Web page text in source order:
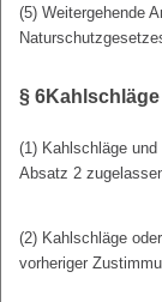
(5) Weitergehende
§ 6Kahlschläge
(1) Kahlschläge
Absatz 2
(2) Kahlschläge
vorheriger